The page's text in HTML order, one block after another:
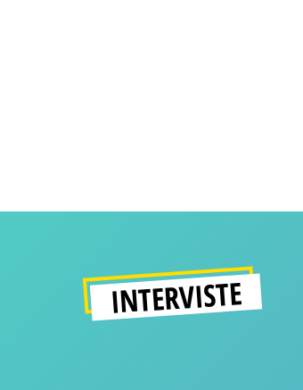
INTERVISTE